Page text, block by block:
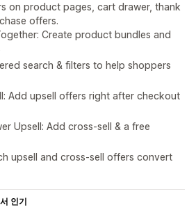
on product pages, cart drawer, thank
offers.
Create product bundles and
search & filters to help shoppers
Add upsell offers right after checkout
Upsell: Add cross-sell & a free
upsell and cross-sell offers convert
인기